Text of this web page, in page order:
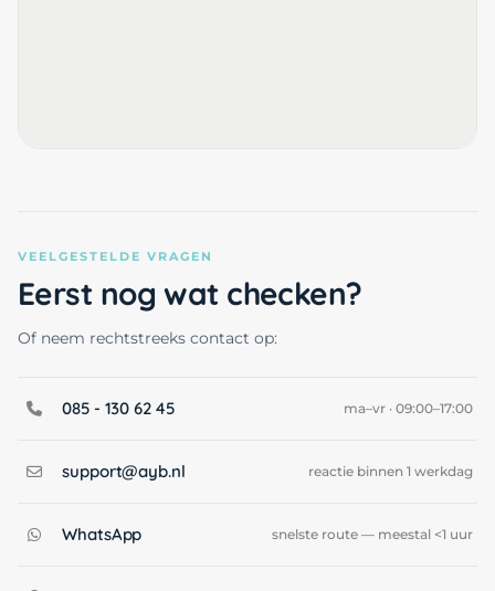
VEELGESTELDE VRAGEN
Eerst nog wat checken?
Of neem rechtstreeks contact op:
085 - 130 62 45 ma–vr · 09:00–17:00
support@ayb.nl reactie binnen 1 werkdag
WhatsApp snelste route — meestal <1 uur